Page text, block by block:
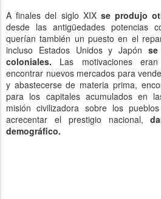
A finales del siglo XIX se produjo
desde las antigüedades potencias
querían también un puesto en el
incluso Estados Unidos y Japón
coloniales. Las motivaciones
encontrar nuevos mercados para
y abastecerse de materia prima,
para los capitales acumulados en
misión civilizadora sobre los
acrecentar el prestigio nacional,
demográfico.